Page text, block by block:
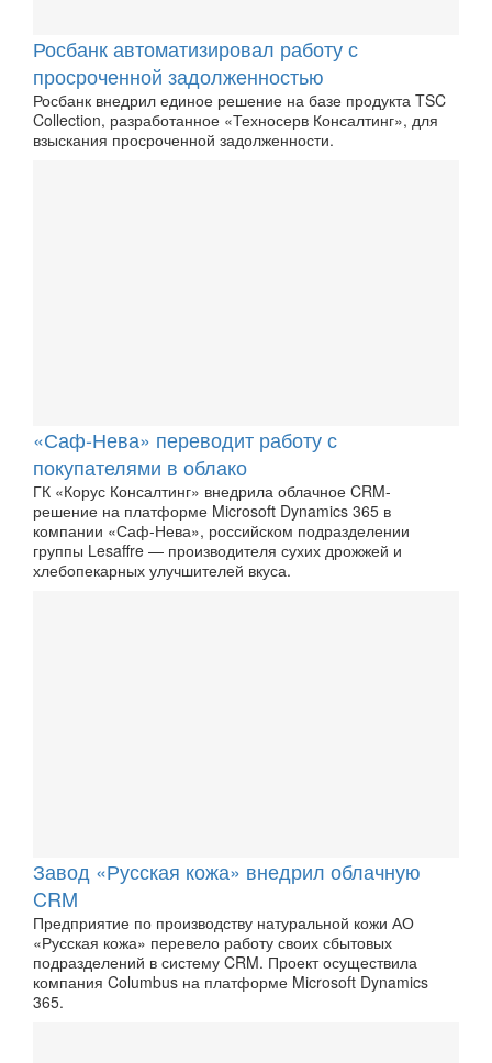
Росбанк автоматизировал работу с
просроченной задолженностью
Росбанк внедрил единое решение на базе продукта TSC
Collection, разработанное «Техносерв Консалтинг», для
взыскания просроченной задолженности.
«Саф-Нева» переводит работу с
покупателями в облако
ГК «Корус Консалтинг» внедрила облачное CRM-
решение на платформе Microsoft Dynamics 365 в
компании «Саф-Нева», российском подразделении
группы Lesaffre — производителя сухих дрожжей и
хлебопекарных улучшителей вкуса.
Завод «Русская кожа» внедрил облачную
CRM
Предприятие по производству натуральной кожи АО
«Русская кожа» перевело работу своих сбытовых
подразделений в систему CRM. Проект осуществила
компания Columbus на платформе Microsoft Dynamics
365.